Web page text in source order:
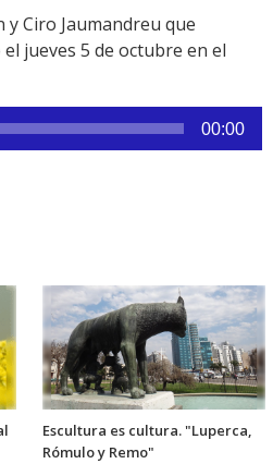
Link
y Ciro Jaumandreu que
jueves 5 de octubre en el
00:00
Escultura es cultura. "Luperca,
Rómulo y Remo"